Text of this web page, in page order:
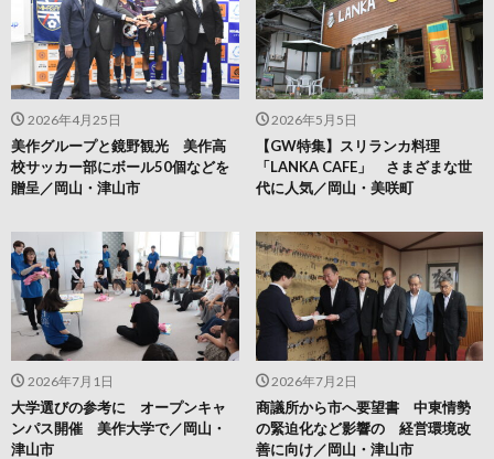
2026年7月2日
商議所から市へ要望書 中東情勢
の緊迫化など影響の 経営環境改
善に向け／岡山・津山市
2026年7月1日
大学選びの参考に オープンキャ
ンパス開催 美作大学で／岡山・
津山市
2026年5月5日
【GW特集】スリランカ料理
「LANKA CAFE」 さまざまな世
代に人気／岡山・美咲町
2026年4月25日
美作グループと鏡野観光 美作高
校サッカー部にボール50個などを
贈呈／岡山・津山市